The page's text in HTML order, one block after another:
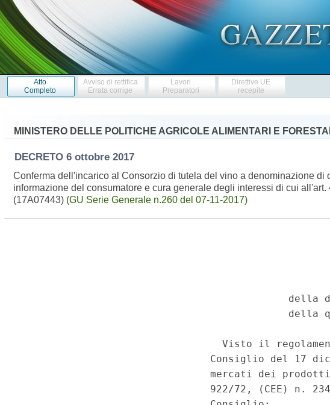
Atto
Completo
Avviso di rettifica
Errata corrige
Lavori
Preparatori
Direttive UE
recepite
MINISTERO DELLE POLITICHE AGRICOLE ALIMENTARI E
DECRETO 6 ottobre 2017
Conferma dell'incarico al Consorzio di tutela del vino a denominazione
informazione del consumatore e cura generale degli interessi di cui
(17A07443) (GU Serie Generale n.260 del 07-11-2017)